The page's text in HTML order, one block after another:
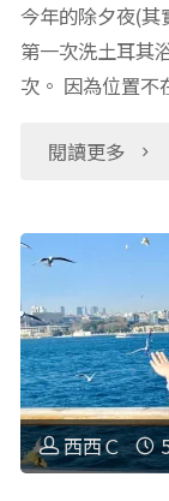
冰
椎
藝
術"
中
東
料
這
四
間
吉
今年的除夕夜(
第一次洗土耳其
次。 因為位置
閱讀更多
"伊
堡
古
蹟
西西Ｃ